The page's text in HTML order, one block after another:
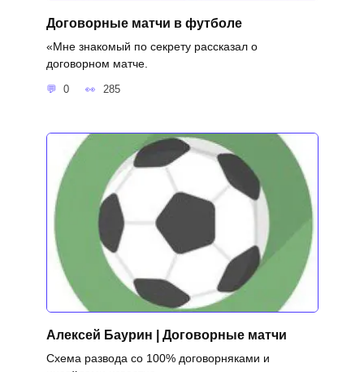
Договорные матчи в футболе
«Мне знакомый по секрету рассказал о
договорном матче.
0 285
Алексей Баурин | Договорные матчи
Схема развода со 100% договорняками и